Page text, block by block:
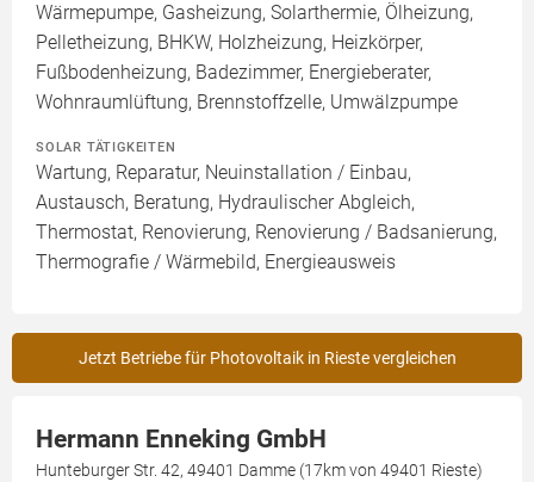
Wärmepumpe, Gasheizung, Solarthermie, Ölheizung,
Pelletheizung, BHKW, Holzheizung, Heizkörper,
Fußbodenheizung, Badezimmer, Energieberater,
Wohnraumlüftung, Brennstoffzelle, Umwälzpumpe
SOLAR TÄTIGKEITEN
Wartung, Reparatur, Neuinstallation / Einbau,
Austausch, Beratung, Hydraulischer Abgleich,
Thermostat, Renovierung, Renovierung / Badsanierung,
Thermografie / Wärmebild, Energieausweis
Jetzt Betriebe für Photovoltaik in Rieste vergleichen
Hermann Enneking GmbH
Hunteburger Str. 42, 49401 Damme (17km von 49401 Rieste)